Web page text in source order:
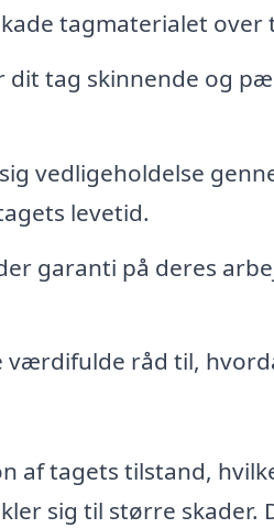
tagmaterialet over
dit tag skinnende og
vedligeholdelse
levetid.
garanti på deres
værdifulde råd til,
af tagets tilstand,
sig til større skader.